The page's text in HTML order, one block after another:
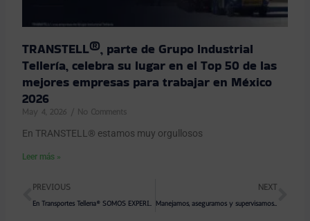
TRANSTELL®, parte de Grupo Industrial
Tellería, celebra su lugar en el Top 50 de las
mejores empresas para trabajar en México
2026
May 4, 2026 No Comments
En TRANSTELL® estamos muy orgullosos
Leer más »
Prev
PREVIOUS
En Transportes Tellería®️ SOMOS EXPERIENCIA
NEXT
Manejamos, aseguramos y supervisamos tu carga de principio a fin